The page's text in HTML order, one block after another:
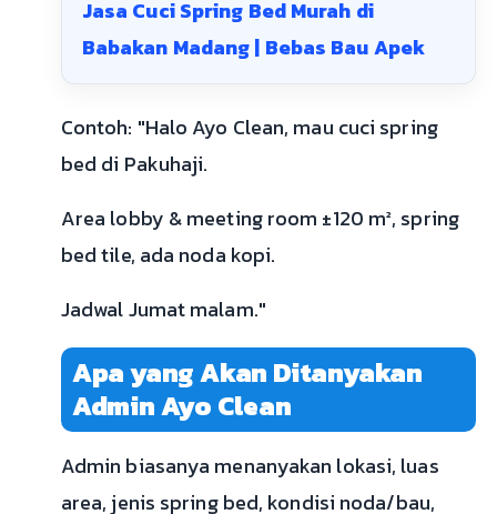
Jasa Cuci Spring Bed Murah di
Babakan Madang | Bebas Bau Apek
Contoh: "Halo Ayo Clean, mau cuci spring
bed di Pakuhaji.
Area lobby & meeting room ±120 m², spring
bed tile, ada noda kopi.
Jadwal Jumat malam."
Apa yang Akan Ditanyakan
Admin Ayo Clean
Admin biasanya menanyakan lokasi, luas
area, jenis spring bed, kondisi noda/bau,